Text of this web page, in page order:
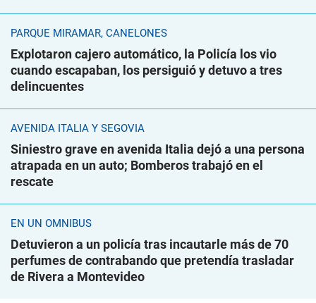
PARQUE MIRAMAR, CANELONES
Explotaron cajero automático, la Policía los vio
cuando escapaban, los persiguió y detuvo a tres
delincuentes
AVENIDA ITALIA Y SEGOVIA
Siniestro grave en avenida Italia dejó a una persona
atrapada en un auto; Bomberos trabajó en el
rescate
EN UN ÓMNIBUS
Detuvieron a un policía tras incautarle más de 70
perfumes de contrabando que pretendía trasladar
de Rivera a Montevideo